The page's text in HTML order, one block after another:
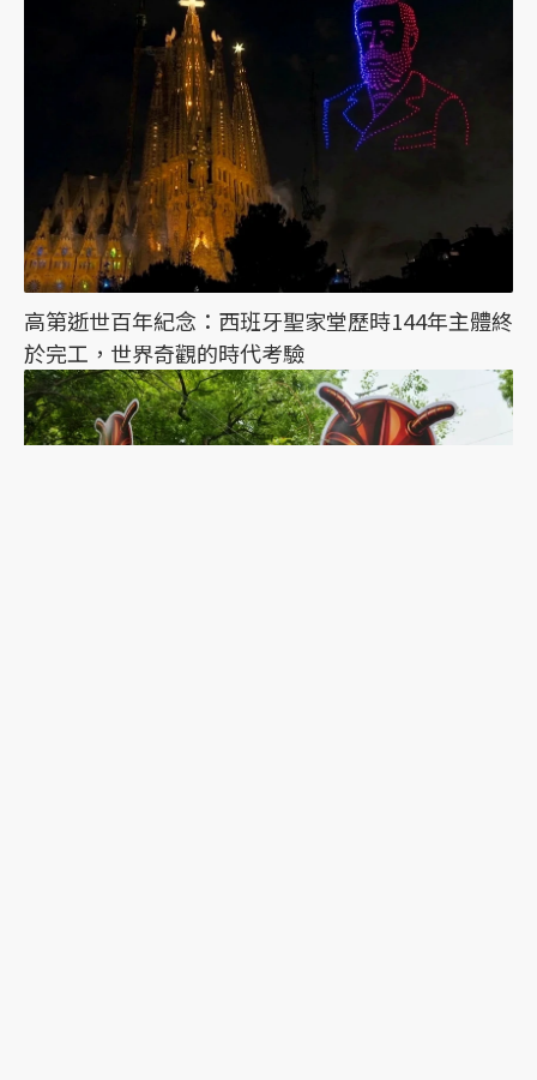
高第逝世百年紀念：西班牙聖家堂歷時144年主體終
於完工，世界奇觀的時代考驗